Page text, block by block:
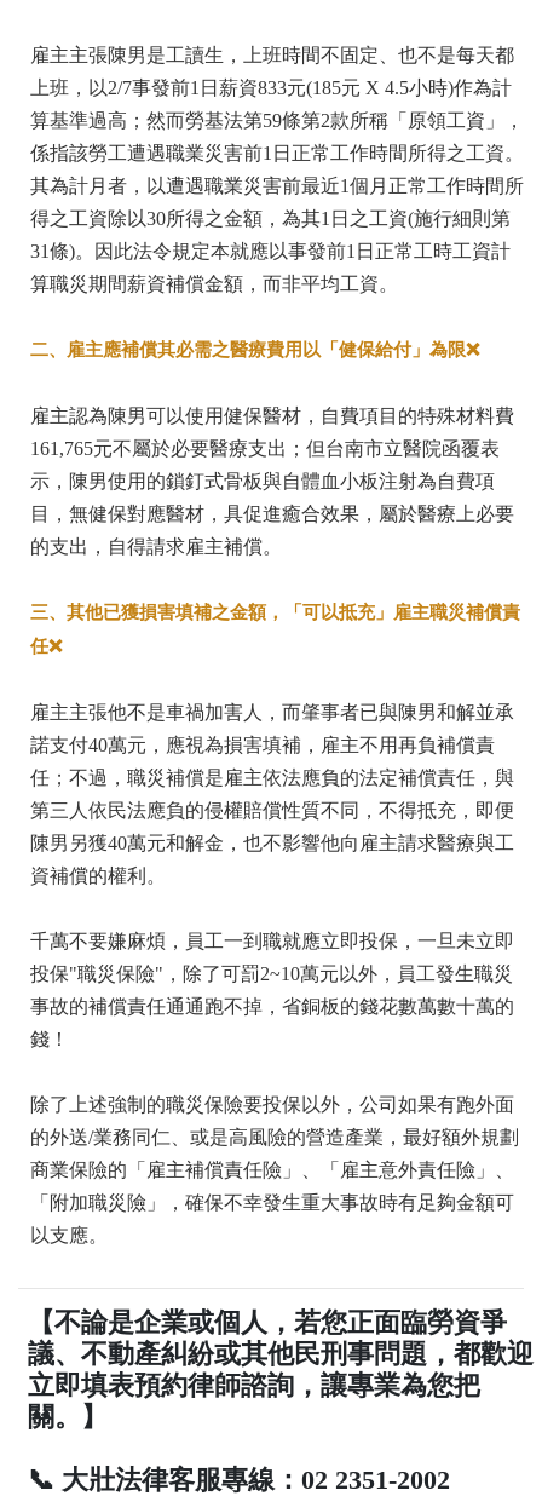
雇主主張陳男是工讀生，上班時間不固定、也不是每天都
上班，以2/7事發前1日薪資833元(185元 X 4.5小時)作為計
算基準過高；然而勞基法第59條第2款所稱「原領工資」，
係指該勞工遭遇職業災害前1日正常工作時間所得之工資。
其為計月者，以遭遇職業災害前最近1個月正常工作時間所
得之工資除以30所得之金額，為其1日之工資(施行細則第
31條)。因此法令規定本就應以事發前1日正常工時工資計
算職災期間薪資補償金額，而非平均工資。
二、雇主應補償其必需之醫療費用以「健保給付」為限❌
雇主認為陳男可以使用健保醫材，自費項目的特殊材料費
161,765元不屬於必要醫療支出；但台南市立醫院函覆表
示，陳男使用的鎖釘式骨板與自體血小板注射為自費項
目，無健保對應醫材，具促進癒合效果，屬於醫療上必要
的支出，自得請求雇主補償。
三、其他已獲損害填補之金額，「可以抵充」雇主職災補償責
任❌
雇主主張他不是車禍加害人，而肇事者已與陳男和解並承
諾支付40萬元，應視為損害填補，雇主不用再負補償責
任；不過，職災補償是雇主依法應負的法定補償責任，與
第三人依民法應負的侵權賠償性質不同，不得抵充，即便
陳男另獲40萬元和解金，也不影響他向雇主請求醫療與工
資補償的權利。
千萬不要嫌麻煩，員工一到職就應立即投保，一旦未立即
投保"職災保險"，除了可罰2~10萬元以外，員工發生職災
事故的補償責任通通跑不掉，省銅板的錢花數萬數十萬的
錢！
除了上述強制的職災保險要投保以外，公司如果有跑外面
的外送/業務同仁、或是高風險的營造產業，最好額外規劃
商業保險的「雇主補償責任險」、「雇主意外責任險」、
「附加職災險」，確保不幸發生重大事故時有足夠金額可
以支應。
【不論是企業或個人，若您正面臨勞資爭
議、不動產糾紛或其他民刑事問題，都歡迎
立即填表預約律師諮詢，讓專業為您把
關。】
📞 大壯法律客服專線：02 2351-2002